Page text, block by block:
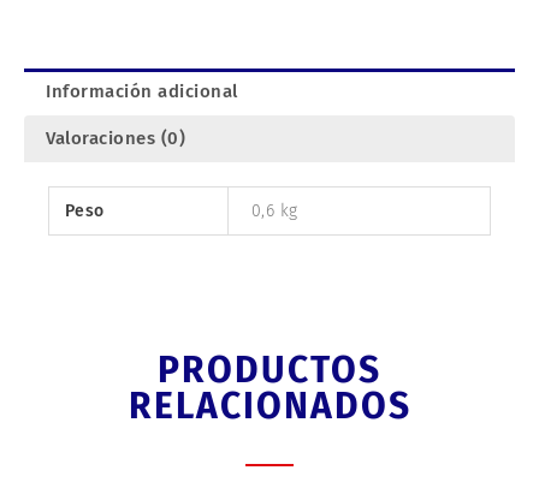
Información adicional
Valoraciones (0)
Peso 0,6 kg
PRODUCTOS
RELACIONADOS